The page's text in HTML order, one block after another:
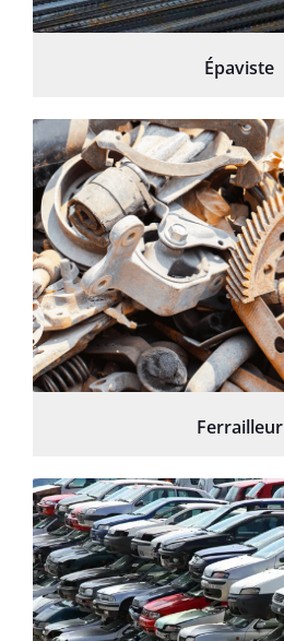
Épaviste
Ferrailleur